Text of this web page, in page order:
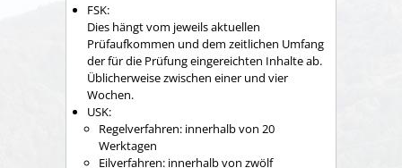
FSK:
Dies hängt vom jeweils aktuellen
Prüfaufkommen und dem zeitlichen Umfang
der für die Prüfung eingereichten Inhalte ab.
Üblicherweise zwischen einer und vier
Wochen.
USK:
Regelverfahren: innerhalb von 20
Werktagen
Eilverfahren: innerhalb von zwölf